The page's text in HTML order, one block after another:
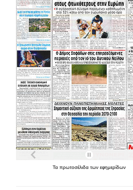
Τα πρωτοσέλιδα των εφημερίδων